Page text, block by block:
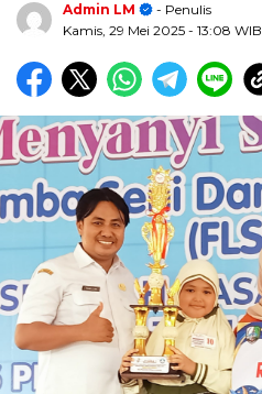
Admin LM
- Penulis
Kamis, 29 Mei 2025 - 13:08 WIB